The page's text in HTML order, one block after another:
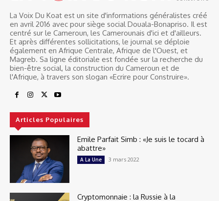
La Voix Du Koat est un site d'informations généralistes créé
en avril 2016 avec pour siège social Douala-Bonapriso. Il est
centré sur le Cameroun, les Camerounais d'ici et d'ailleurs.
Et après différentes sollicitations, le journal se déploie
également en Afrique Centrale, Afrique de l'Ouest, et
Magreb. Sa ligne éditoriale est fondée sur la recherche du
bien-être social, la construction du Cameroun et de
l'Afrique, à travers son slogan «Ecrire pour Construire».
Articles Populaires
Emile Parfait Simb : «Je suis le tocard à
abattre»
A La Une 3 mars 2022
Cryptomonnaie : la Russie à la